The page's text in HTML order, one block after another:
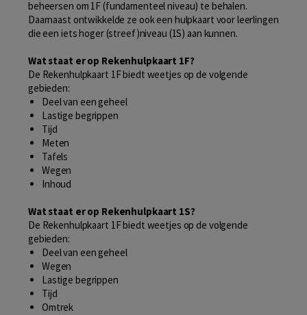
beheersen om 1F (fundamenteel niveau) te behalen.
Daarnaast ontwikkelde ze ook een hulpkaart voor leerlingen
die een iets hoger (streef)niveau (1S) aan kunnen.
Wat staat er op Rekenhulpkaart 1F?
De Rekenhulpkaart 1F biedt weetjes op de volgende
gebieden:
Deel van een geheel
Lastige begrippen
Tijd
Meten
Tafels
Wegen
Inhoud
Wat staat er op Rekenhulpkaart 1S?
De Rekenhulpkaart 1F biedt weetjes op de volgende
gebieden:
Deel van een geheel
Wegen
Lastige begrippen
Tijd
Omtrek